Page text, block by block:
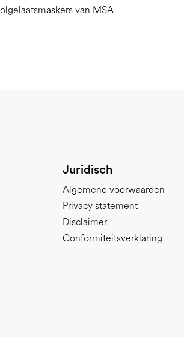
van MSA
Juridisch
Algemene voorwaarden
Privacy statement
Disclaimer
Conformiteitsverklaring